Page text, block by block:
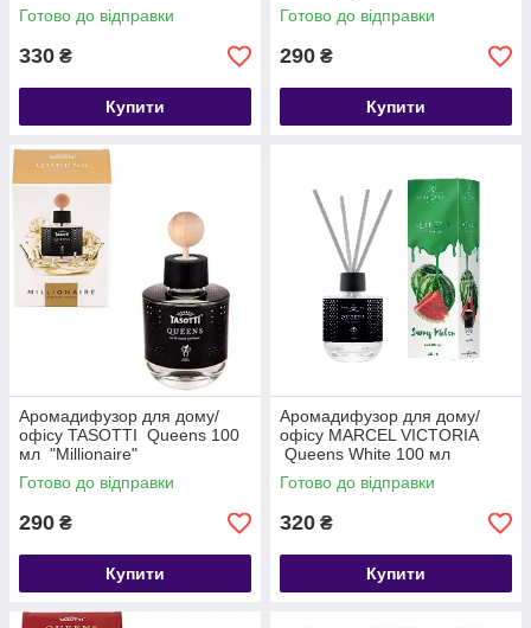
Готово до відправки
330 ₴
Купити
Готово до відправки
290 ₴
Купити
Аромадифузор для дому/
офісу TASOTTI Queens 100
мл "Millionaire"
Готово до відправки
290 ₴
Купити
Аромадифузор для дому/
офісу MARCEL VICTORIA
Queens White 100 мл
"Sunny Melon"
Готово до відправки
320 ₴
Купити